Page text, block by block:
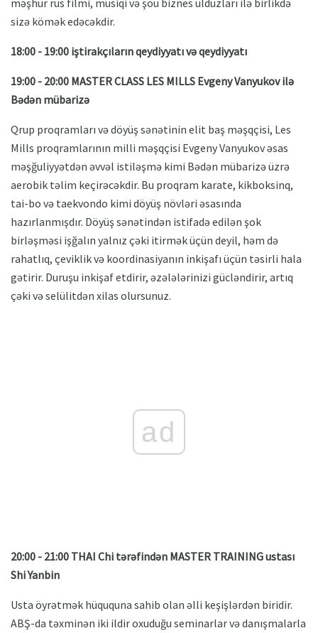
məşhur rus filmi, musiqi və şou biznes ulduzları ilə birlikdə
sizə kömək edəcəkdir.
18:00 - 19:00 iştirakçıların qeydiyyatı və qeydiyyatı
19:00 - 20:00 MASTER CLASS LES MILLS Evgeny Vanyukov ilə
Bədən mübarizə
Qrup proqramları və döyüş sənətinin elit baş məşqçisi, Les
Mills proqramlarının milli məşqçisi Evgeny Vanyukov əsas
məşğuliyyətdən əvvəl istiləşmə kimi Bədən mübarizə üzrə
aerobik təlim keçirəcəkdir. Bu proqram karate, kikboksinq,
tai-bo və taekvondo kimi döyüş növləri əsasında
hazırlanmışdır. Döyüş sənətindən istifadə edilən şok
birləşməsi işğalın yalnız çəki itirmək üçün deyil, həm də
rahatlıq, çeviklik və koordinasiyanın inkişafı üçün təsirli hala
gətirir. Duruşu inkişaf etdirir, əzələlərinizi gücləndirir, artıq
çəki və selülitdən xilas olursunuz.
ad
20:00 - 21:00 THAI Chi tərəfindən MASTER TRAINING ustası
Shi Yanbin
Usta öyrətmək hüququna sahib olan əlli keşişlərdən biridir.
ABŞ-da təxminən iki ildir oxuduğu seminarlar və danışmalarla